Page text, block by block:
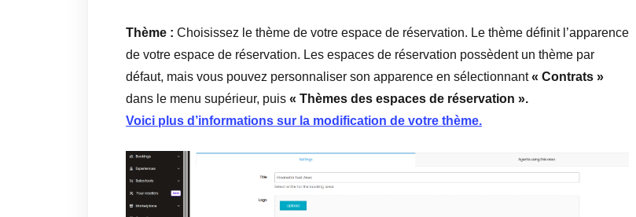
Thème : Choisissez le thème de votre espace de réservation. Le thème définit l’apparence
de votre espace de réservation. Les espaces de réservation possèdent un thème par
défaut, mais vous pouvez personnaliser son apparence en sélectionnant« Contrats »
dans le menu supérieur, puis « Thèmes des espaces de réservation ».
Voici plus d’informations sur la modification de votre thème.